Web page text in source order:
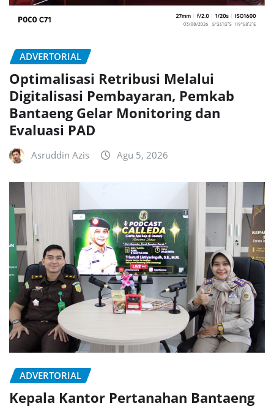
ADVERTORIAL
Optimalisasi Retribusi Melalui
Digitalisasi Pembayaran, Pemkab
Bantaeng Gelar Monitoring dan
Evaluasi PAD
Asruddin Azis Agu 5, 2026
ADVERTORIAL
Kepala Kantor Pertanahan Bantaeng